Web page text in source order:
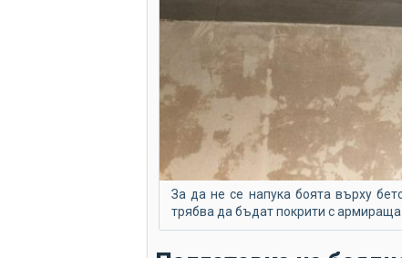
За да не се напука боята върху
трябва да бъдат покрити с армираща